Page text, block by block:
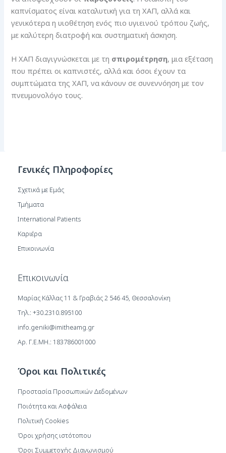
καπνίσματος είναι καταλυτική για τη ΧΑΠ, αλλά και
γενικότερα η υιοθέτηση ενός πιο υγιεινού τρόπου ζωής,
με καλύτερη διατροφή και συστηματική άσκηση.
Η ΧΑΠ διαγιγνώσκεται με τη σπιρομέτρηση, μια εξέταση
που πρέπει οι καπνιστές, αλλά και όσοι έχουν τα
συμπτώματα της ΧΑΠ, να κάνουν σε συνεννόηση με τον
πνευμονολόγο τους.
Γενικές Πληροφορίες
Σχετικά με Εμάς
Τμήματα
International Patients
Καριέρα
Επικοινωνία
Επικοινωνία
Μαρίας Κάλλας 11 & Γραβιάς 2 546 45, Θεσσαλονίκη
Τηλ.: +30.2310.895100
info.geniki@imitheamg.gr
Αρ. Γ.Ε.ΜΗ.: 183786001000
Όροι και Πολιτικές
Προστασία Προσωπικών Δεδομένων
Ποιότητα και Ασφάλεια
Πολιτική Cookies
Όροι χρήσης ιστότοπου
Όροι Συμμετοχής Διαγωνισμού